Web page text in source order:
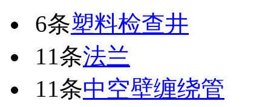
6条塑料检查井
11条法兰
11条中空壁缠绕管